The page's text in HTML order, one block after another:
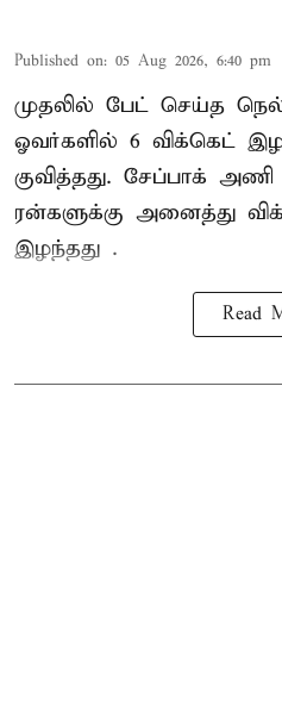
Published on: 05 Aug 2026, 6:40 pm
முதலில் பேட் செய்த
ஓவர்களில் 6 விக்கெட்
குவித்தது. சேப்பாக்
ரன்களுக்கு அனைத்து
இழந்தது .
Read